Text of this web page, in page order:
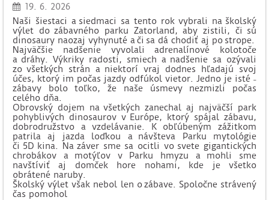
19. 6. 2026
Naši šiestaci a siedmaci sa tento rok vybrali na školský
výlet do zábavného parku Zatorland, aby zistili, či sú
dinosaury naozaj vyhynuté a či sa dá chodiť aj po strope.
Najväčšie nadšenie vyvolali adrenalínové kolotoče
a dráhy. Výkriky radosti, smiech a nadšenie sa ozývali
zo všetkých strán a niektorí vraj dodnes hľadajú svoj
účes, ktorý im počas jazdy odfúkol vietor. Jedno je isté ˗
zábavy bolo toľko, že naše úsmevy nezmizli počas
celého dňa.
Obrovský dojem na všetkých zanechal aj najväčší park
pohyblivých dinosaurov v Európe, ktorý spájal zábavu,
dobrodružstvo a vzdelávanie. K obľúbeným zážitkom
patrila aj jazda loďkou a návšteva Parku mytológie
či 5D kina. Na záver sme sa ocitli vo svete gigantických
chrobákov a motýľov v Parku hmyzu a mohli sme
navštíviť aj domček hore nohami, kde je všetko
obrátené naruby.
Školský výlet však nebol len o zábave. Spoločne strávený
čas pomohol